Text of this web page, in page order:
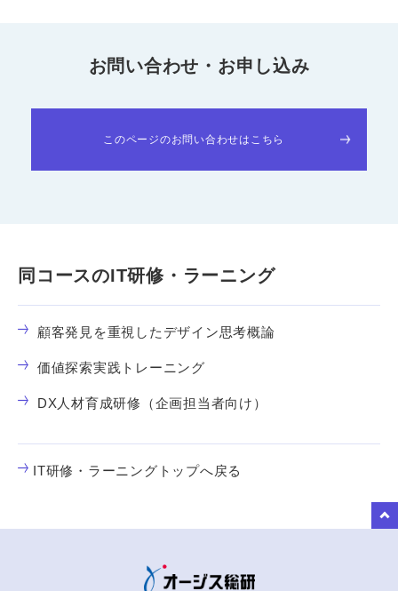
お問い合わせ・お申し込み
このページのお問い合わせはこちら
同コースのIT研修・ラーニング
顧客発見を重視したデザイン思考概論
価値探索実践トレーニング
DX人材育成研修（企画担当者向け）
IT研修・ラーニングトップへ戻る